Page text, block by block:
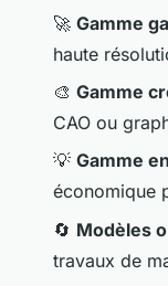
🚀 Gamme
haute
🎨 Gamme
CAO ou
💡 Gamme
économique
🔄 Modèles
travaux de